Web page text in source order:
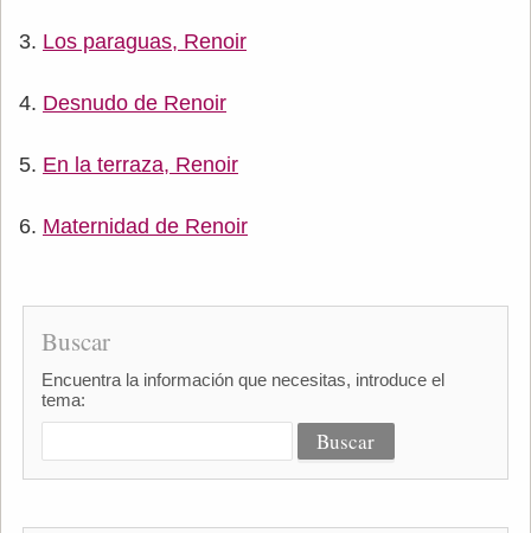
Los paraguas, Renoir
Desnudo de Renoir
En la terraza, Renoir
Maternidad de Renoir
Buscar
Encuentra la información que necesitas, introduce el
tema: